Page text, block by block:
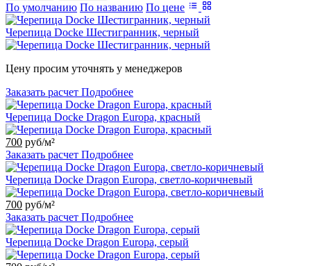
По умолчанию По названию По цене
Черепица Docke Шестигранник, черный
Цену просим уточнять у менеджеров
Заказать расчет Подробнее
Черепица Docke Dragon Europa, красный
700 руб/м²
Заказать расчет Подробнее
Черепица Docke Dragon Europa, светло-коричневый
700 руб/м²
Заказать расчет Подробнее
Черепица Docke Dragon Europa, серый